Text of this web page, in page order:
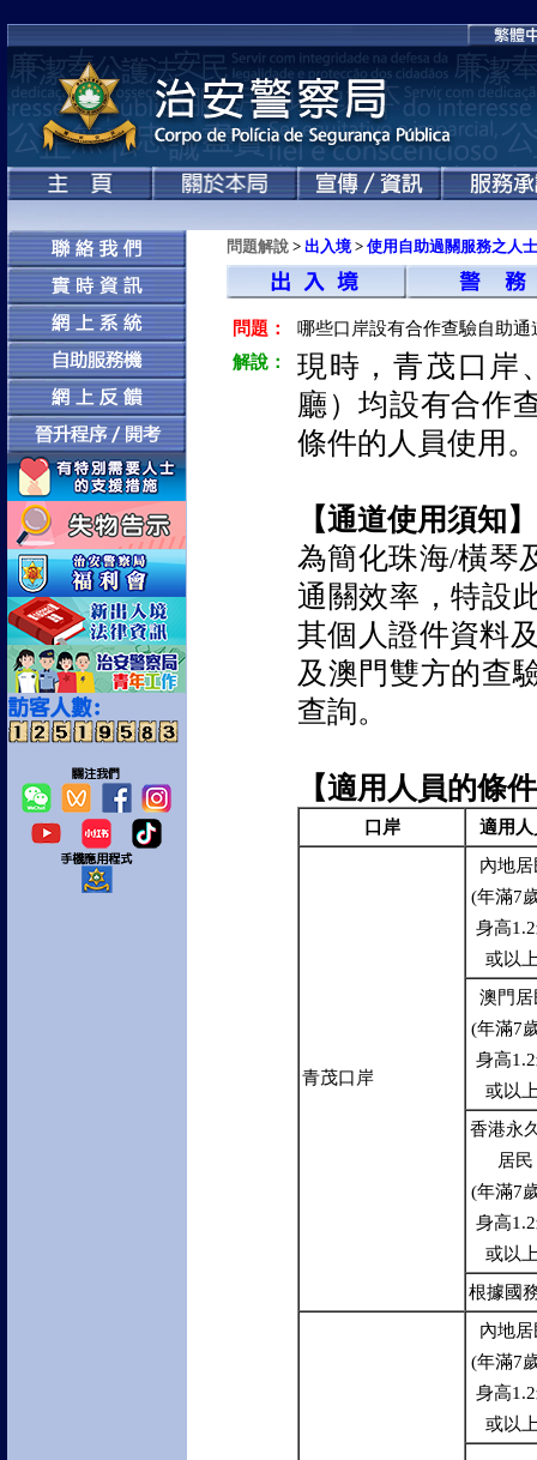
問題解說> 出入境> 使用自助過關服務之人士